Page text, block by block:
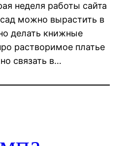
неделя работы сайта
можно вырастить в
делать книжные
растворимое платье
связать в…